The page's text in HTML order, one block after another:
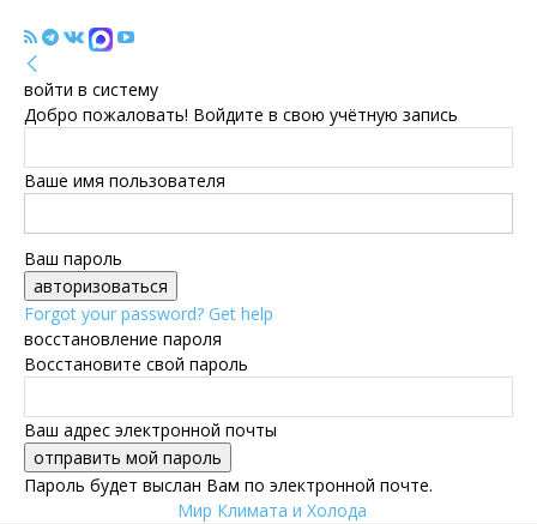
войти в систему
Добро пожаловать! Войдите в свою учётную запись
Ваше имя пользователя
Ваш пароль
Forgot your password? Get help
восстановление пароля
Восстановите свой пароль
Ваш адрес электронной почты
Пароль будет выслан Вам по электронной почте.
Мир Климата и Холода